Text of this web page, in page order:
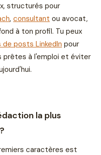
structurés pour
, consultant ou avocat,
à ton profil. Tu peux
posts LinkedIn pour
à l'emploi et éviter
la plus
caractères est